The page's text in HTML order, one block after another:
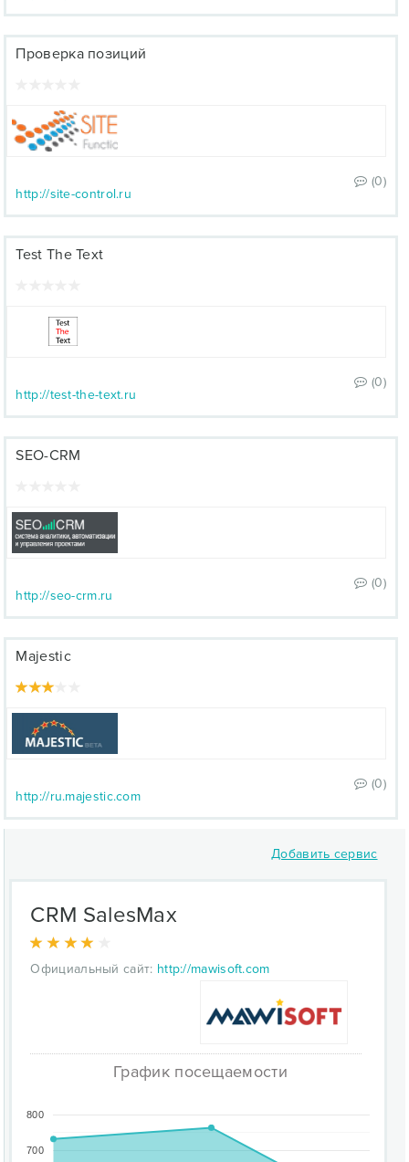
Проверка позиций
(0)
http://site-control.ru
Test The Text
(0)
http://test-the-text.ru
SEO-CRM
(0)
http://seo-crm.ru
Majestic
(0)
http://ru.majestic.com
Добавить сервис
CRM SalesMax
Официальный сайт: http://mawisoft.com
График посещаемости
700
800